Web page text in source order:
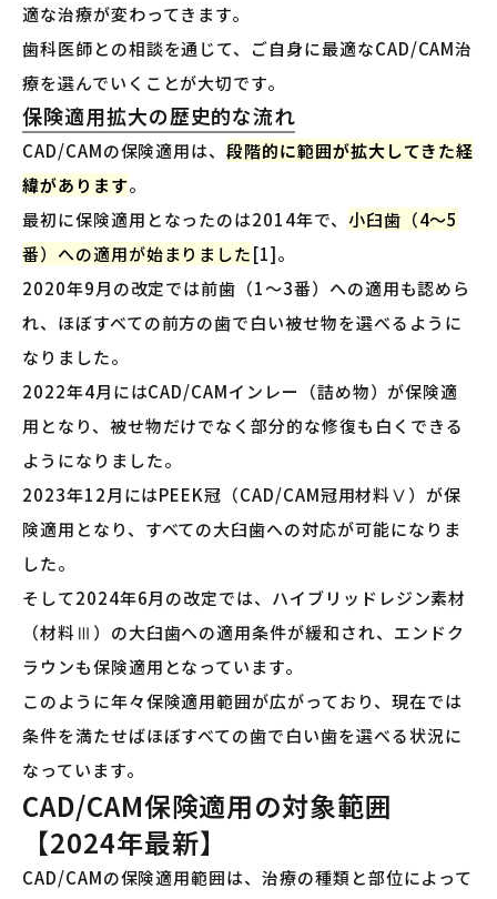
適な治療が変わってきます。
歯科医師との相談を通じて、ご自身に最適なCAD/CAM治
療を選んでいくことが大切です。
保険適用拡大の歴史的な流れ
CAD/CAMの保険適用は、段階的に範囲が拡大してきた経
緯があります。
最初に保険適用となったのは2014年で、 小臼歯（4〜5
番）への適用が始まりました[1]。
2020年9月の改定では前歯（1〜3番）への適用も認めら
れ、ほぼすべての前方の歯で白い被せ物を選べるように
なりました。
2022年4月にはCAD/CAMインレー（詰め物）が保険適
用となり、被せ物だけでなく部分的な修復も白くできる
ようになりました。
2023年12月にはPEEK冠（CAD/CAM冠用材料Ⅴ）が保
険適用となり、すべての大臼歯への対応が可能になりま
した。
そして2024年6月の改定では、ハイブリッドレジン素材
（材料Ⅲ）の大臼歯への適用条件が緩和され、エンドク
ラウンも保険適用となっています。
このように年々保険適用範囲が広がっており、現在では
条件を満たせばほぼすべての歯で白い歯を選べる状況に
なっています。
CAD/CAM保険適用の対象範囲
【2024年最新】
CAD/CAMの保険適用範囲は、治療の種類と部位によって